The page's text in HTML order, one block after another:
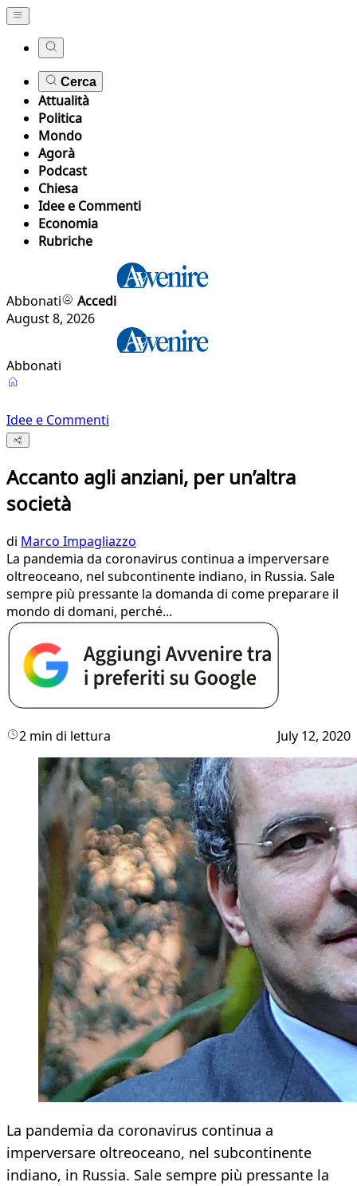
Cerca
Attualità
Politica
Mondo
Agorà
Podcast
Chiesa
Idee e Commenti
Economia
Rubriche
Abbonati
Accedi
August 8, 2026
Abbonati
Idee e Commenti
Accanto agli anziani, per un’altra
società
di Marco Impagliazzo
La pandemia da coronavirus continua a imperversare
oltreoceano, nel subcontinente indiano, in Russia. Sale
sempre più pressante la domanda di come preparare il
mondo di domani, perché...
2 min di lettura July 12, 2020
La pandemia da coronavirus continua a
imperversare oltreoceano, nel subcontinente
indiano, in Russia. Sale sempre più pressante la